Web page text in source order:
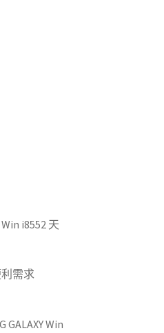
i8552 天
需求(高雄
Win